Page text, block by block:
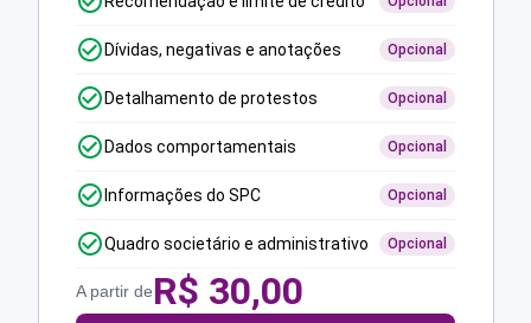
Dívidas, negativas e anotações Opcional
Detalhamento de protestos Opcional
Dados comportamentais Opcional
Informações do SPC Opcional
Quadro societário e administrativo Opcional
A partir deR$ 30,00